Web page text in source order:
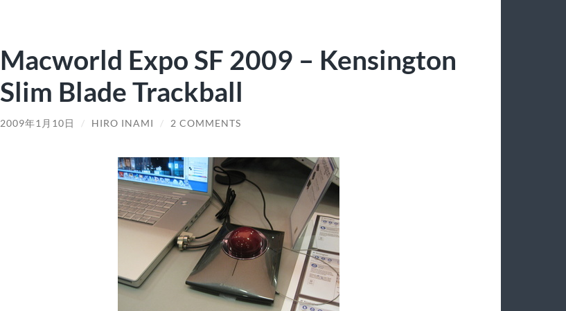
Macworld Expo SF 2009 – Kensington
Slim Blade Trackball
2009年1月10日 / HIRO INAMI / 2 COMMENTS